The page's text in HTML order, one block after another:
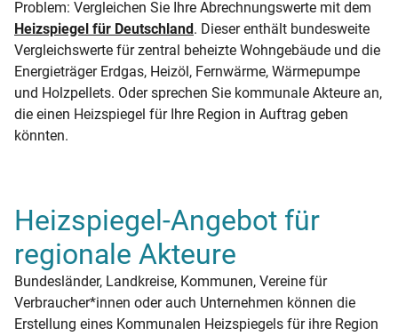
Problem: Vergleichen Sie Ihre Abrechnungswerte mit dem
Heizspiegel für Deutschland . Dieser enthält bundesweite
Vergleichswerte für zentral beheizte Wohngebäude und die
Energieträger Erdgas, Heizöl, Fernwärme, Wärmepumpe
und Holzpellets. Oder sprechen Sie kommunale Akteure an,
die einen Heizspiegel für Ihre Region in Auftrag geben
könnten.
Heizspiegel-Angebot für
regionale Akteure
Bundesländer, Landkreise, Kommunen, Vereine für
Verbraucher*innen oder auch Unternehmen können die
Erstellung eines Kommunalen Heizspiegels für ihre Region